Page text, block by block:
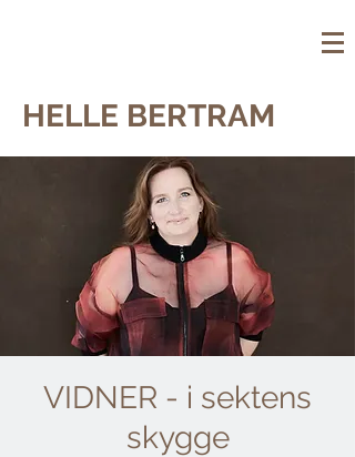
HELLE BERTRAM
VIDNER - i sektens
skygge